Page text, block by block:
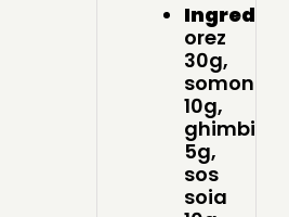
orez
30g,
somon
10g,
ghimbir
5g,
sos
soia